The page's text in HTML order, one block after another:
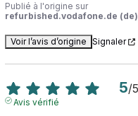
Publié à l'origine sur
refurbished.vodafone.de (de)
Voir l’avis d’origine Signaler
5/5
Avis vérifié